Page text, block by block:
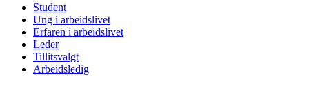
Student
Ung i arbeidslivet
Erfaren i arbeidslivet
Leder
Tillitsvalgt
Arbeidsledig